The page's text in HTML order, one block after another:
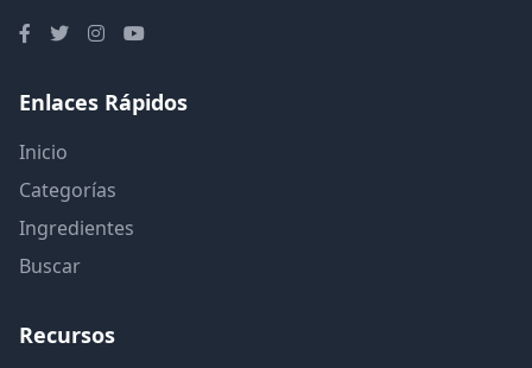
Enlaces Rápidos
Inicio
Categorías
Ingredientes
Buscar
Recursos